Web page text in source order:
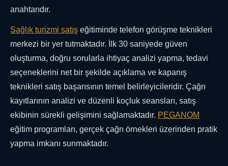
anahtarıdır.
Sağlık turizmi satış eğitiminde telefon görüşme teknikleri
merkezi bir yer tutmaktadır. İlk 30 saniyede güven
oluşturma, doğru sorularla ihtiyaç analizi yapma, tedavi
seçeneklerini net bir şekilde açıklama ve kapanış
teknikleri satış başarısının temel belirleyicileridir. Çağrı
kayıtlarının analizi ve düzenli koçluk seansları, satış
ekibinin sürekli gelişimini sağlamaktadır. PEGANOM
eğitim programları, gerçek çağrı örnekleri üzerinden pratik
yapma imkanı sunmaktadır.